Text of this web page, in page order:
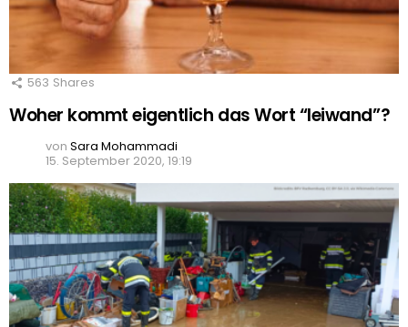
563 Shares
Woher kommt eigentlich das Wort “leiwand”?
von Sara Mohammadi
15. September 2020, 19:19